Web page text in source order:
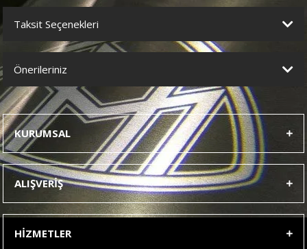
Bu ürüne ilk yorumu siz yapın!
Taksit Seçenekleri
Önerileriniz
Bu ürünün fiyat bilgisi, resim, ürün açıklamalarında ve diğer
konularda yetersiz gördüğünüz noktaları öneri formunu kullanarak
tarafımıza iletebilirsiniz.
Görüş ve önerileriniz için teşekkür ederiz.
Ürün resmi kalitesiz, bozuk veya görüntülenemiyor.
Ürün açıklamasında eksik bilgiler bulunuyor.
Ürün bilgilerinde hatalar bulunuyor.
Ürün fiyatı diğer sitelerden daha pahalı.
KURUMSAL
ALIŞVERİŞ
HİZMETLER